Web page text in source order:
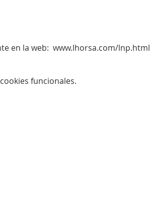
en la web:  www.lhorsa.com/lnp.html
funcionales.